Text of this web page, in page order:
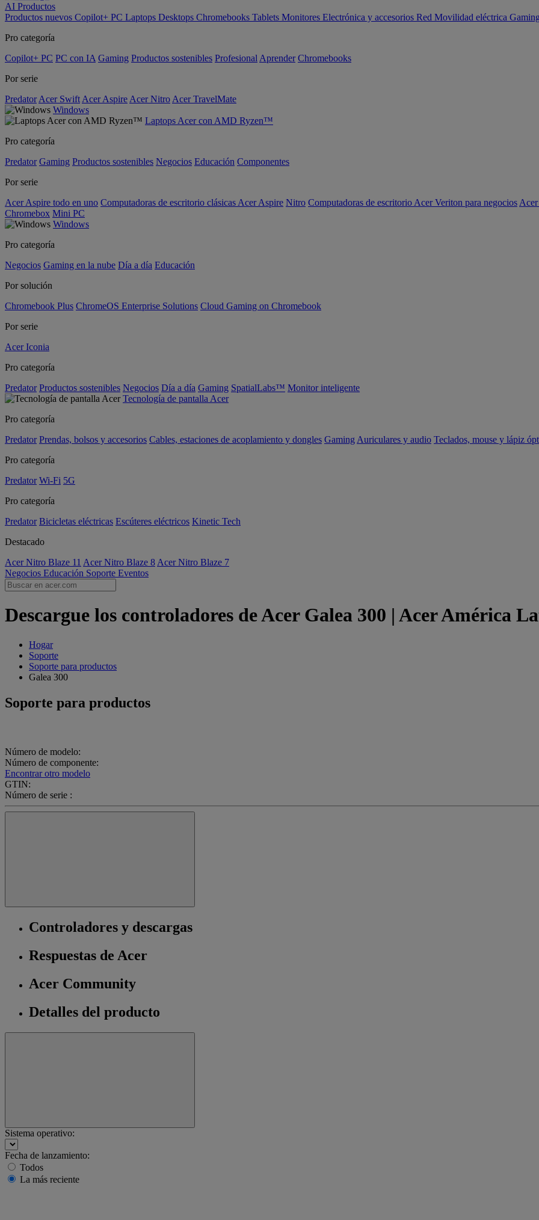
AI Productos
Productos nuevos Copilot+ PC Laptops Desktops Chromebooks Tablets Monitores Electrónica y accesorios Red Movilidad eléctrica
Pro categoría
Copilot+ PC PC con IA Gaming Productos sostenibles Profesional Aprender Chromebooks
Por serie
Predator Acer Swift Acer Aspire Acer Nitro Acer TravelMate
Windows
Laptops Acer con AMD Ryzen™
Pro categoría
Predator Gaming Productos sostenibles Negocios Educación Componentes
Por serie
Acer Aspire todo en uno Computadoras de escritorio clásicas Acer Aspire Nitro Computadoras de escritorio Acer Veriton para negocios
Chromebox Mini PC
Windows
Pro categoría
Negocios Gaming en la nube Día a día Educación
Por solución
Chromebook Plus ChromeOS Enterprise Solutions Cloud Gaming on Chromebook
Por serie
Acer Iconia
Pro categoría
Predator Productos sostenibles Negocios Día a día Gaming SpatialLabs™ Monitor inteligente
Tecnología de pantalla Acer
Pro categoría
Predator Prendas, bolsos y accesorios Cables, estaciones de acoplamiento y dongles Gaming Auriculares y audio Teclados, mouse y lápiz
Pro categoría
Predator Wi-Fi 5G
Pro categoría
Predator Bicicletas eléctricas Escúteres eléctricos Kinetic Tech
Destacado
Acer Nitro Blaze 11 Acer Nitro Blaze 8 Acer Nitro Blaze 7
Negocios Educación Soporte Eventos
Descargue los controladores de Acer Galea 300 | Acer América
Hogar
Soporte
Soporte para productos
Galea 300
Soporte para productos
Número de modelo:
Número de componente:
Encontrar otro modelo
GTIN:
Número de serie :
Controladores y descargas
Respuestas de Acer
Acer Community
Detalles del producto
Sistema operativo:
Fecha de lanzamiento:
Todos
La más reciente